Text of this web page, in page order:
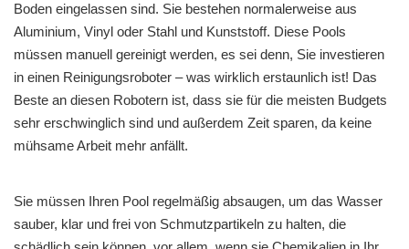
Boden eingelassen sind. Sie bestehen normalerweise aus
Aluminium, Vinyl oder Stahl und Kunststoff. Diese Pools
müssen manuell gereinigt werden, es sei denn, Sie investieren
in einen Reinigungsroboter – was wirklich erstaunlich ist! Das
Beste an diesen Robotern ist, dass sie für die meisten Budgets
sehr erschwinglich sind und außerdem Zeit sparen, da keine
mühsame Arbeit mehr anfällt.
Sie müssen Ihren Pool regelmäßig absaugen, um das Wasser
sauber, klar und frei von Schmutzpartikeln zu halten, die